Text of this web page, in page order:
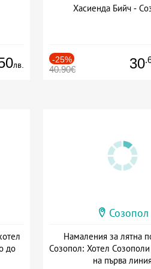
лв.
Хасиенда Бийч -
-25%
40.90€ 30
до
Созопол
Намаления за лятна
Созопол: Хотел
на първа